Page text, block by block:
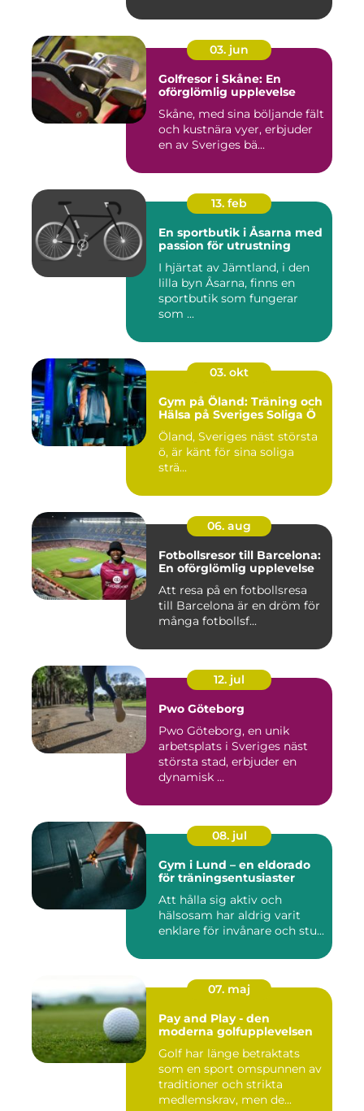
03. jun
Golfresor i Skåne: En
oförglömlig upplevelse
Skåne, med sina böljande fält
och kustnära vyer, erbjuder
en av Sveriges bä...
13. feb
En sportbutik i Åsarna med
passion för utrustning
I hjärtat av Jämtland, i den
lilla byn Åsarna, finns en
sportbutik som fungerar
som ...
03. okt
Gym på Öland: Träning och
Hälsa på Sveriges Soliga Ö
Öland, Sveriges näst största
ö, är känt för sina soliga
strä...
06. aug
Fotbollsresor till Barcelona:
En oförglömlig upplevelse
Att resa på en fotbollsresa
till Barcelona är en dröm för
många fotbollsf...
12. jul
Pwo Göteborg
Pwo Göteborg, en unik
arbetsplats i Sveriges näst
största stad, erbjuder en
dynamisk ...
08. jul
Gym i Lund – en eldorado
för träningsentusiaster
Att hålla sig aktiv och
hälsosam har aldrig varit
enklare för invånare och stu...
07. maj
Pay and Play - den
moderna golfupplevelsen
Golf har länge betraktats
som en sport omspunnen av
traditioner och strikta
medlemskrav, men de...